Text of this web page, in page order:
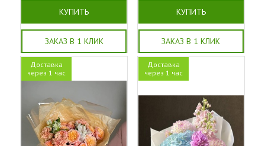
КУПИТЬ
ЗАКАЗ В 1 КЛИК
КУПИТЬ
ЗАКАЗ В 1 КЛИК
Доставка
через 1 час
Доставка
через 1 час